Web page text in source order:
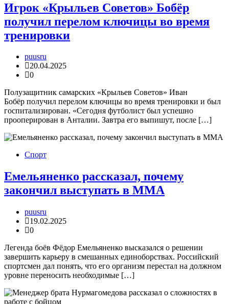
Игрок «Крыльев Советов» Бобёр
получил перелом ключицы во время
тренировки
puusru
20.04.2025
0
Полузащитник самарских «Крыльев Советов» Иван
Бобёр получил перелом ключицы во время тренировки и был
госпитализирован. «Сегодня футболист был успешно
прооперирован в Анталии. Завтра его выпишут, после […]
Спорт
Емельяненко рассказал, почему
закончил выступать в MMA
puusru
19.02.2025
0
Легенда боёв Фёдор Емельяненко высказался о решении
завершить карьеру в смешанных единоборствах. Российский
спортсмен дал понять, что его организм перестал на должном
уровне переносить необходимые […]